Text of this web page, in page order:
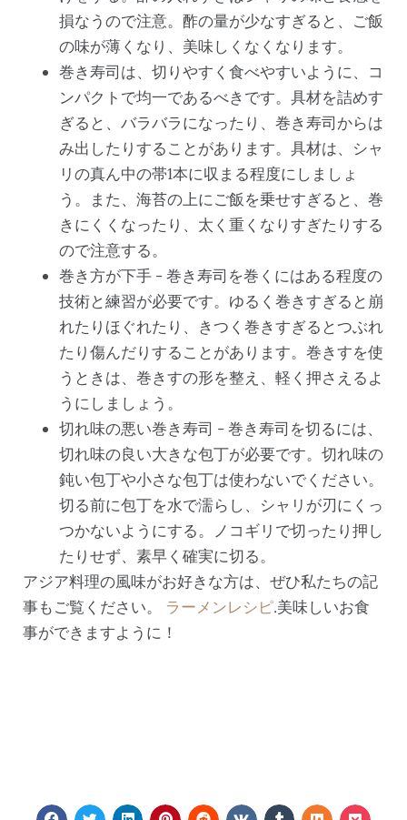
損なうので注意。酢の量が少なすぎると、ご飯
の味が薄くなり、美味しくなくなります。
巻き寿司は、切りやすく食べやすいように、コ
ンパクトで均一であるべきです。具材を詰めす
ぎると、バラバラになったり、巻き寿司からは
み出したりすることがあります。具材は、シャ
リの真ん中の帯1本に収まる程度にしましょ
う。また、海苔の上にご飯を乗せすぎると、巻
きにくくなったり、太く重くなりすぎたりする
ので注意する。
巻き方が下手 - 巻き寿司を巻くにはある程度の
技術と練習が必要です。ゆるく巻きすぎると崩
れたりほぐれたり、きつく巻きすぎるとつぶれ
たり傷んだりすることがあります。巻きすを使
うときは、巻きすの形を整え、軽く押さえるよ
うにしましょう。
切れ味の悪い巻き寿司 - 巻き寿司を切るには、
切れ味の良い大きな包丁が必要です。切れ味の
鈍い包丁や小さな包丁は使わないでください。
切る前に包丁を水で濡らし、シャリが刃にくっ
つかないようにする。ノコギリで切ったり押し
たりせず、素早く確実に切る。
アジア料理の風味がお好きな方は、ぜひ私たちの記
事もご覧ください。 ラーメンレシピ.美味しいお食
事ができますように！